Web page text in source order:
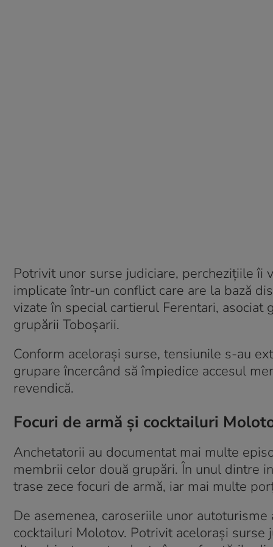
Potrivit unor surse judiciare, perchezițiile îi
implicate într-un conflict care are la bază
vizate în special cartierul Ferentari,
grupării Toboșarii.
Conform acelorași surse, tensiunile s-au
grupare încercând să împiedice accesul
revendică.
Focuri de armă și cocktailuri
Anchetatorii au documentat mai multe
membrii celor două grupări. În unul dintre
trase zece focuri de armă, iar mai multe
De asemenea, caroseriile unor
cocktailuri Molotov. Potrivit acelorași